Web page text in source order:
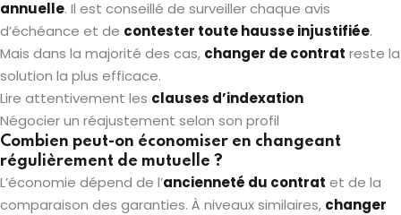
annuelle. Il est conseillé de surveiller chaque avis
d’échéance et de contester toute hausse injustifiée.
Mais dans la majorité des cas, changer de contrat reste la
solution la plus efficace.
Lire attentivement les clauses d’indexation
Négocier un réajustement selon son profil
Combien peut-on économiser en changeant
régulièrement de mutuelle ?
L’économie dépend de l’ancienneté du contrat et de la
comparaison des garanties. À niveaux similaires, changer